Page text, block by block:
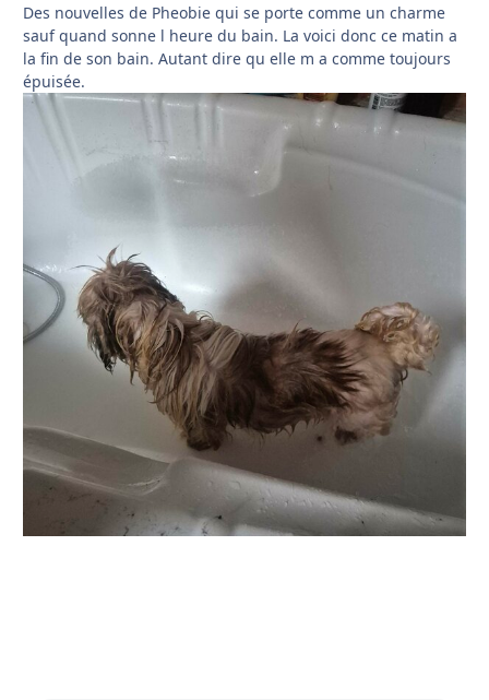
Des nouvelles de Pheobie qui se porte comme un charme
sauf quand sonne l heure du bain. La voici donc ce matin a
la fin de son bain. Autant dire qu elle m a comme toujours
épuisée.